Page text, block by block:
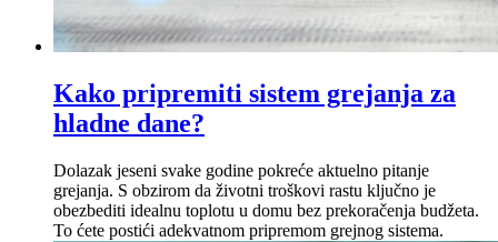
Kako pripremiti sistem grejanja za
hladne dane?
Dolazak jeseni svake godine pokreće aktuelno pitanje
grejanja. S obzirom da životni troškovi rastu ključno je
obezbediti idealnu toplotu u domu bez prekoračenja budžeta.
To ćete postići adekvatnom pripremom grejnog sistema.